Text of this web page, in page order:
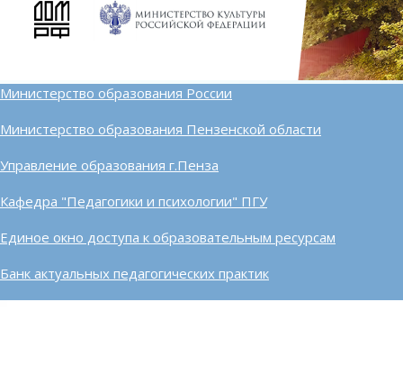
Министерство образования России
Министерство образования Пензенской области
Управление образования г.Пенза
Кафедра "Педагогики и психологии" ПГУ
Единое окно доступа к образовательным ресурсам
Банк актуальных педагогических практик